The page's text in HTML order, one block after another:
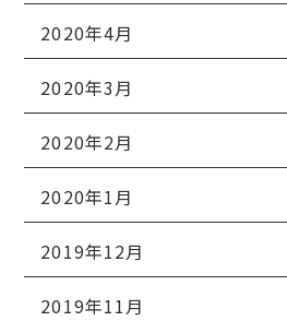
2020年4月
2020年3月
2020年2月
2020年1月
2019年12月
2019年11月